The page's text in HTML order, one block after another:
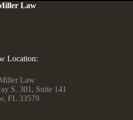
Law
Location:
Law
S. 301, Suite 141
FL 33579